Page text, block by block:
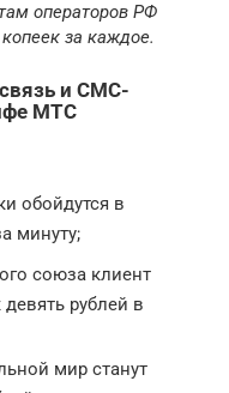
операторов РФ
за каждое.
и СМС-
МТС
обойдутся в
минуту;
союза клиент
рублей в
мир станут